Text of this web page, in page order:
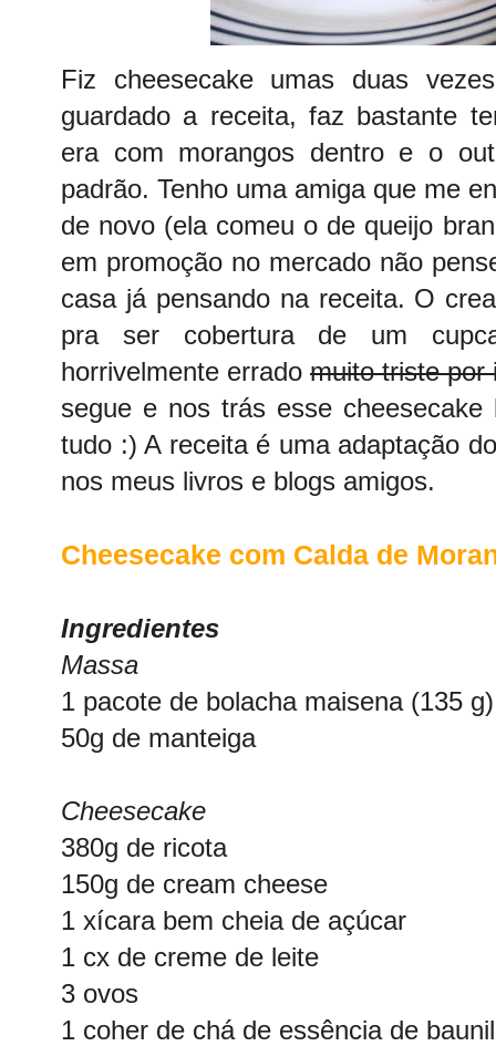
Fiz cheesecake umas duas
guardado a receita, faz bastante
era com morangos dentro e o
padrão. Tenho uma amiga que me
de novo (ela comeu o de queijo
em promoção no mercado não
casa já pensando na receita. O
pra ser cobertura de um
horrivelmente errado muito triste por
segue e nos trás esse cheesecake
tudo :) A receita é uma adaptação
nos meus livros e blogs amigos.
Cheesecake com Calda de
Ingredientes
Massa
1 pacote de bolacha maisena (135 g)
50g de manteiga
Cheesecake
380g de ricota
150g de cream cheese
1 xícara bem cheia de açúcar
1 cx de creme de leite
3 ovos
1 coher de chá de essência de